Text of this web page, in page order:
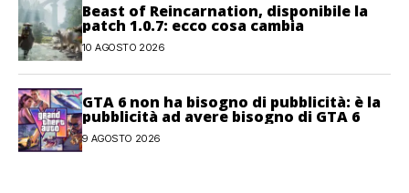
Beast of Reincarnation, disponibile la
patch 1.0.7: ecco cosa cambia
10 AGOSTO 2026
GTA 6 non ha bisogno di pubblicità: è la
pubblicità ad avere bisogno di GTA 6
9 AGOSTO 2026